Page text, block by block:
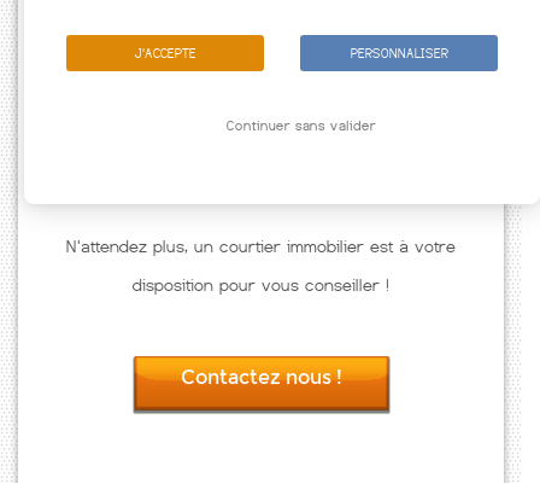
N'attendez plus, un courtier immobilier est à votre
disposition pour vous conseiller !
Contactez nous !
J'ACCEPTE PERSONNALISER
Continuer sans valider